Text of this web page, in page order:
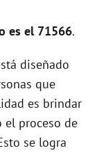
es el 71566.
diseñado
que
es brindar
el proceso de
se logra